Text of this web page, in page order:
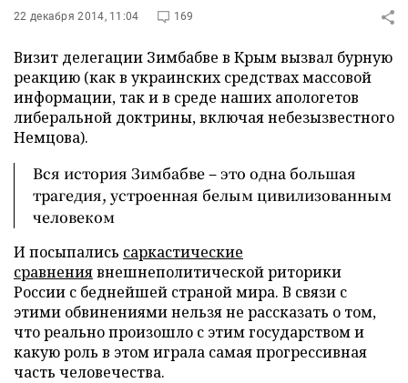
22 декабря 2014, 11:04 169
Визит делегации Зимбабве в Крым вызвал бурную
реакцию (как в украинских средствах массовой
информации, так и в среде наших апологетов
либеральной доктрины, включая небезызвестного
Немцова).
Вся история Зимбабве – это одна большая
трагедия, устроенная белым цивилизованным
человеком
И посыпались саркастические
сравнениявнешнеполитической риторики
России с беднейшей страной мира. В связи с
этими обвинениями нельзя не рассказать о том,
что реально произошло с этим государством и
какую роль в этом играла самая прогрессивная
часть человечества.